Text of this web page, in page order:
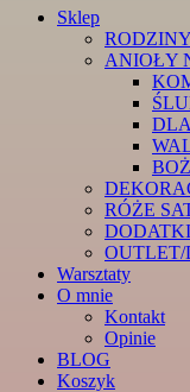
Sklep
RODZINY
ANIOŁY
RÓŻE
OUTLET/
Warsztaty
O mnie
Kontakt
Opinie
BLOG
Koszyk